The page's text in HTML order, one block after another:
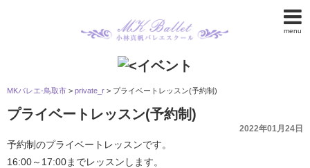
menu
MKバレエ-鳥取市 > private_r > プライベートレッスン(予約制)
プライベートレッスン(予約制)
2022年01月24日
予約制のプライベートレッスンです。
16:00～17:00までレッスンします。